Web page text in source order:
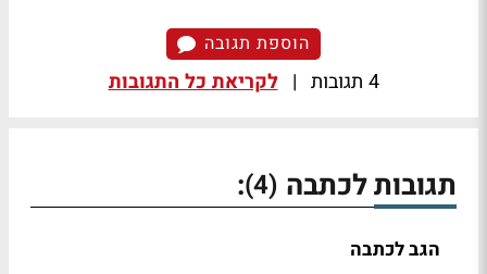
הוספת תגובה
4 תגובות | לקריאת כל התגובות
תגובות לכתבה (4)
:
הגב לכתבה